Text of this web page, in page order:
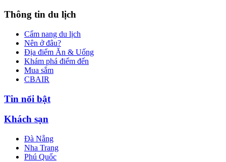
Thông tin du lịch
Cẩm nang du lịch
Nên ở đâu?
Địa điểm Ăn & Uống
Khám phá điểm đến
Mua sắm
CBAIR
Tin nổi bật
Khách sạn
Đà Nẵng
Nha Trang
Phú Quốc